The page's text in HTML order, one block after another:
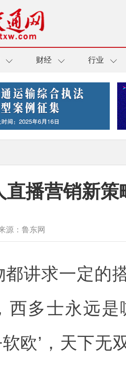
财经 行业
直播营销新
源：鲁东网
都讲求一定的
西多士永远
软欧’，天下